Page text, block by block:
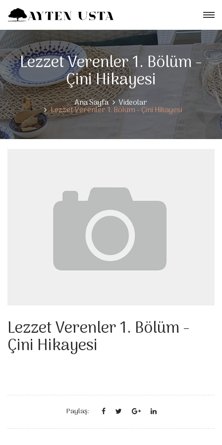
Lezzet Verenler 1. Bölüm -
Çini Hikayesi
Ana Sayfa Videolar
Lezzet Verenler 1. Bölüm - Çini Hikayesi
Lezzet Verenler 1. Bölüm -
Çini Hikayesi
Paylaş: